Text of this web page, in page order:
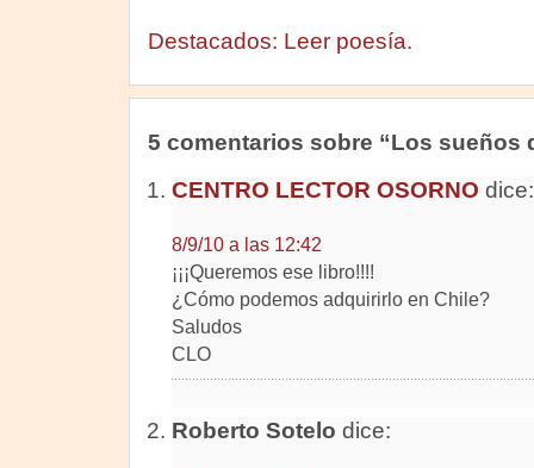
Destacados: Leer poesía.
5 comentarios sobre “Los sueños
CENTRO LECTOR OSORNO dice:
8/9/10 a las 12:42
¡¡¡Queremos ese libro!!!!
¿Cómo podemos adquirirlo en Chile?
Saludos
CLO
Roberto Sotelo dice: